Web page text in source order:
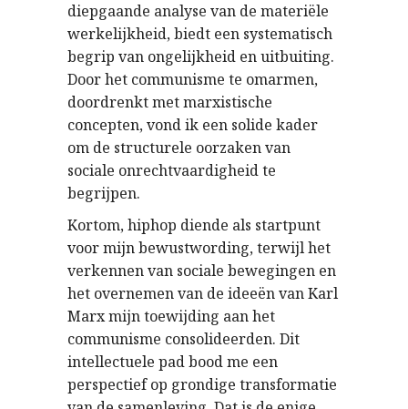
diepgaande analyse van de materiële
werkelijkheid, biedt een systematisch
begrip van ongelijkheid en uitbuiting.
Door het communisme te omarmen,
doordrenkt met marxistische
concepten, vond ik een solide kader
om de structurele oorzaken van
sociale onrechtvaardigheid te
begrijpen.
Kortom, hiphop diende als startpunt
voor mijn bewustwording, terwijl het
verkennen van sociale bewegingen en
het overnemen van de ideeën van Karl
Marx mijn toewijding aan het
communisme consolideerden. Dit
intellectuele pad bood me een
perspectief op grondige transformatie